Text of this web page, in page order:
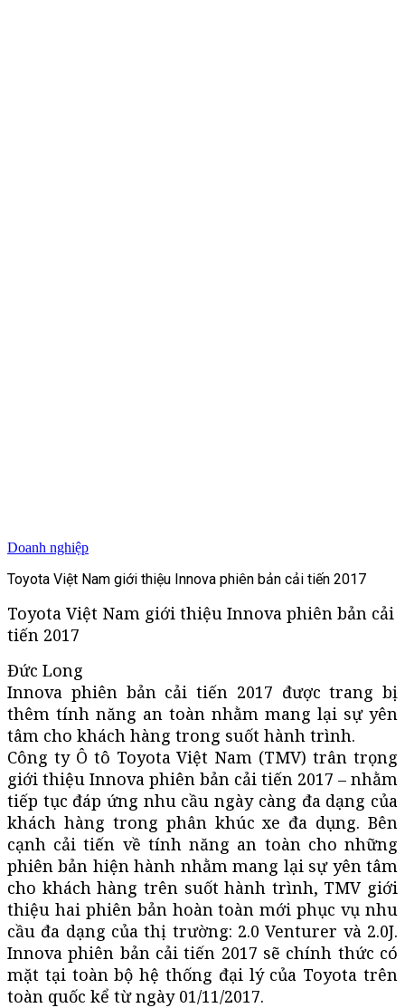
Doanh nghiệp
Toyota Việt Nam giới thiệu Innova phiên bản cải tiến 2017
Toyota Việt Nam giới thiệu Innova phiên bản cải
tiến 2017
Đức Long
Innova phiên bản cải tiến 2017 được trang bị
thêm tính năng an toàn nhằm mang lại sự yên
tâm cho khách hàng trong suốt hành trình.
Công ty Ô tô Toyota Việt Nam (TMV) trân trọng
giới thiệu Innova phiên bản cải tiến 2017 – nhằm
tiếp tục đáp ứng nhu cầu ngày càng đa dạng của
khách hàng trong phân khúc xe đa dụng. Bên
cạnh cải tiến về tính năng an toàn cho những
phiên bản hiện hành nhằm mang lại sự yên tâm
cho khách hàng trên suốt hành trình, TMV giới
thiệu hai phiên bản hoàn toàn mới phục vụ nhu
cầu đa dạng của thị trường: 2.0 Venturer và 2.0J.
Innova phiên bản cải tiến 2017 sẽ chính thức có
mặt tại toàn bộ hệ thống đại lý của Toyota trên
toàn quốc kể từ ngày 01/11/2017.